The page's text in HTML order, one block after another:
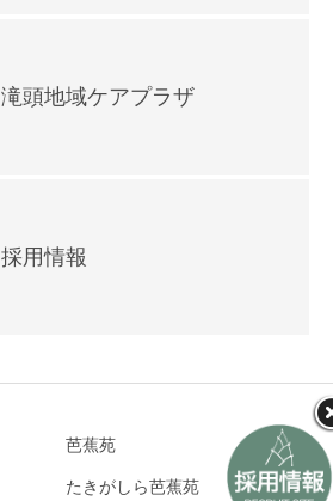
滝頭地域ケアプラザ
採用情報
芭蕉苑
たきがしら芭蕉苑